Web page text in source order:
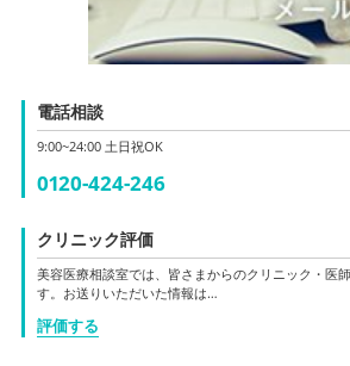
電話相談
9:00~24:00 土日祝OK
0120-424-246
クリニック評価
美容医療相談室では、皆さまからのクリニック・医
す。お送りいただいた情報は…
評価する